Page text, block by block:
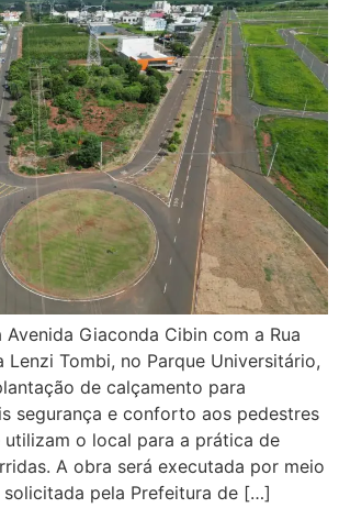
Giaconda Cibin com a Rua
Lenzi Tombi, no Parque Universitário,
de calçamento para
segurança e conforto aos pedestres
utilizam o local para a prática de
A obra será executada por meio
pela Prefeitura de […]